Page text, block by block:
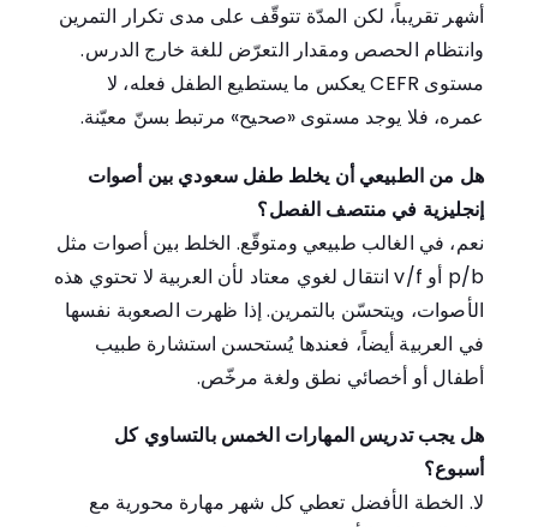
أشهر تقريباً، لكن المدّة تتوقّف على مدى تكرار التمرين
وانتظام الحصص ومقدار التعرّض للغة خارج الدرس.
مستوى CEFR يعكس ما يستطيع الطفل فعله، لا
عمره، فلا يوجد مستوى «صحيح» مرتبط بسنّ معيّنة.
هل من الطبيعي أن يخلط طفل سعودي بين أصوات
إنجليزية في منتصف الفصل؟
نعم، في الغالب طبيعي ومتوقّع. الخلط بين أصوات مثل
p/b أو v/fانتقال لغوي معتاد لأن العربية لا تحتوي هذه
الأصوات، ويتحسّن بالتمرين. إذا ظهرت الصعوبة نفسها
في العربية أيضاً، فعندها يُستحسن استشارة طبيب
أطفال أو أخصائي نطق ولغة مرخّص.
هل يجب تدريس المهارات الخمس بالتساوي كل
أسبوع؟
لا. الخطة الأفضل تعطي كل شهر مهارة محورية مع